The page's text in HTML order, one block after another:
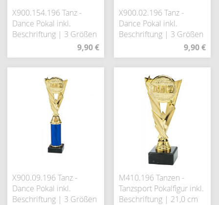
X900.154.196 Tanz -
Dance Pokal inkl.
Beschriftung | 3 Größen
9,90 €
X900.02.196 Tanz -
Dance Pokal inkl.
Beschriftung | 3 Größen
9,90 €
X900.09.196 Tanz -
Dance Pokal inkl.
Beschriftung | 3 Größen
M410.196 Tanzen -
Tanzsport Pokalfigur inkl.
Beschriftung | 21,0 cm